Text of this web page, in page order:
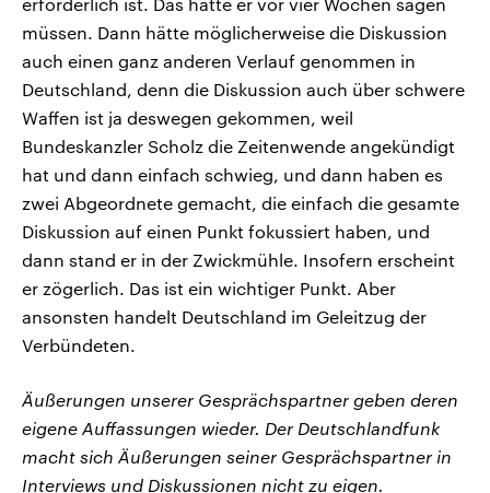
müssen. Dann hätte möglicherweise die Diskussion
auch einen ganz anderen Verlauf genommen in
Deutschland, denn die Diskussion auch über schwere
Waffen ist ja deswegen gekommen, weil
Bundeskanzler Scholz die Zeitenwende angekündigt
hat und dann einfach schwieg, und dann haben es
zwei Abgeordnete gemacht, die einfach die gesamte
Diskussion auf einen Punkt fokussiert haben, und
dann stand er in der Zwickmühle. Insofern erscheint
er zögerlich. Das ist ein wichtiger Punkt. Aber
ansonsten handelt Deutschland im Geleitzug der
Verbündeten.
Äußerungen unserer Gesprächspartner geben deren
eigene Auffassungen wieder. Der Deutschlandfunk
macht sich Äußerungen seiner Gesprächspartner in
Interviews und Diskussionen nicht zu eigen.